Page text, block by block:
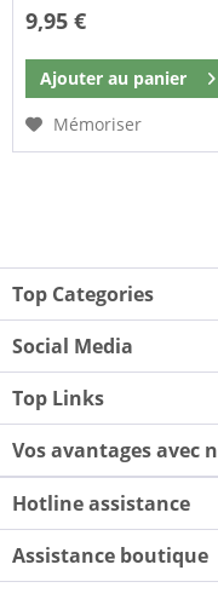
9,95 €
Ajouter au panier
Mémoriser
Top Categories
Social Media
Top Links
Vos avantages avec
Hotline assistance
Assistance boutique